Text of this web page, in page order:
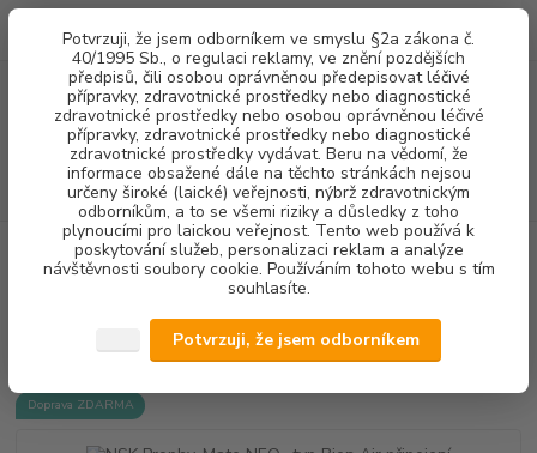
Potvrzuji, že jsem odborníkem ve smyslu §2a zákona č.
40/1995 Sb., o regulaci reklamy, ve znění pozdějších
předpisů, čili osobou oprávněnou předepisovat léčivé
přípravky, zdravotnické prostředky nebo diagnostické
zdravotnické prostředky nebo osobou oprávněnou léčivé
přípravky, zdravotnické prostředky nebo diagnostické
zdravotnické prostředky vydávat. Beru na vědomí, že
informace obsažené dále na těchto stránkách nejsou
určeny široké (laické) veřejnosti, nýbrž zdravotnickým
odborníkům, a to se všemi riziky a důsledky z toho
plynoucími pro laickou veřejnost. Tento web používá k
poskytování služeb, personalizaci reklam a analýze
návštěvnosti soubory cookie. Používáním tohoto webu s tím
souhlasíte.
Potvrzuji, že jsem odborníkem
Menu
CZK
Hledat
(Po-Pá, 8-16 hod.)
za0,00 Kč
DENTALNÍ HYGIENA
NSK Prophy-Mate NEO -typ Bien Air
připojení
NSK Prophy-Mate NEO -typ Bien
Air připojení
Doprava ZDARMA